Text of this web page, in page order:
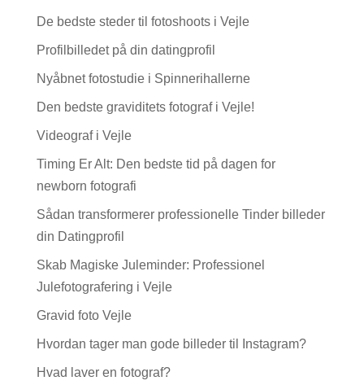
De bedste steder til fotoshoots i Vejle
Profilbilledet på din datingprofil
Nyåbnet fotostudie i Spinnerihallerne
Den bedste graviditets fotograf i Vejle!
Videograf i Vejle
Timing Er Alt: Den bedste tid på dagen for
newborn fotografi
Sådan transformerer professionelle Tinder billeder
din Datingprofil
Skab Magiske Juleminder: Professionel
Julefotografering i Vejle
Gravid foto Vejle
Hvordan tager man gode billeder til Instagram?
Hvad laver en fotograf?